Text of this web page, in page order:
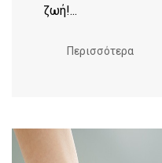
ζωή!...
Περισσότερα